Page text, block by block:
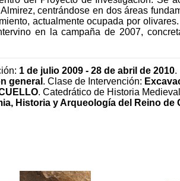
centrándose en dos áreas
actualmente ocupada por
en la campaña de 2007,
1 de julio 2009 - 28 de abril de 2010.
general . Clase de Intervención:
. Catedrático de Historia
Historia y Arqueología del Reino de